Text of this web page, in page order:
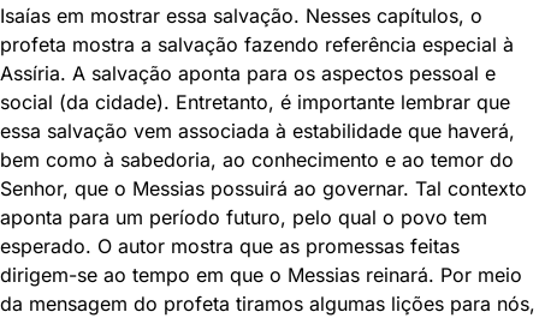
Isaías em mostrar essa salvação. Nesses capítulos, o
profeta mostra a salvação fazendo referência especial à
Assíria. A salvação aponta para os aspectos pessoal e
social (da cidade). Entretanto, é importante lembrar que
essa salvação vem associada à estabilidade que haverá,
bem como à sabedoria, ao conhecimento e ao temor do
Senhor, que o Messias possuirá ao governar. Tal contexto
aponta para um período futuro, pelo qual o povo tem
esperado. O autor mostra que as promessas feitas
dirigem-se ao tempo em que o Messias reinará. Por meio
da mensagem do profeta tiramos algumas lições para nós,